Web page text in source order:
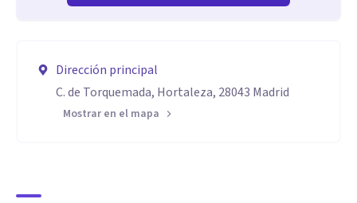
Dirección principal
C. de Torquemada, Hortaleza, 28043 Madrid
Mostrar en el mapa